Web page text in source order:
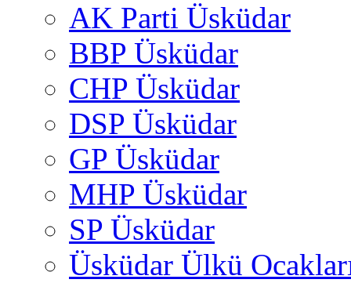
AK Parti Üsküdar
BBP Üsküdar
CHP Üsküdar
DSP Üsküdar
GP Üsküdar
MHP Üsküdar
SP Üsküdar
Üsküdar Ülkü